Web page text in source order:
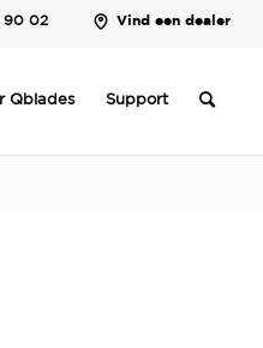
90 02 Vind een dealer
Qblades Support